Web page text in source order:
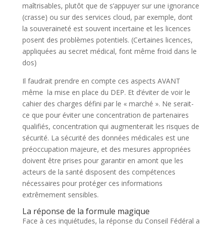
maîtrisables, plutôt que de s’appuyer sur une ignorance
(crasse) ou sur des services cloud, par exemple, dont
la souveraineté est souvent incertaine et les licences
posent des problèmes potentiels. (Certaines licences,
appliquées au secret médical, font même froid dans le
dos)
Il faudrait prendre en compte ces aspects AVANT
même la mise en place du DEP. Et d’éviter de voir le
cahier des charges défini par le « marché ». Ne serait-
ce que pour éviter une concentration de partenaires
qualifiés, concentration qui augmenterait les risques de
sécurité. La sécurité des données médicales est une
préoccupation majeure, et des mesures appropriées
doivent être prises pour garantir en amont que les
acteurs de la santé disposent des compétences
nécessaires pour protéger ces informations
extrêmement sensibles.
La réponse de la formule magique
Face à ces inquiétudes, la réponse du Conseil Fédéral a